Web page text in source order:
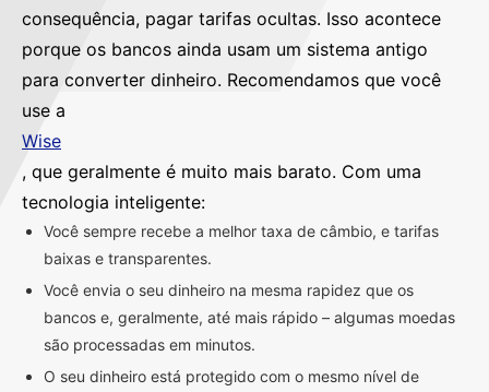
consequência, pagar tarifas ocultas. Isso acontece
porque os bancos ainda usam um sistema antigo
para converter dinheiro. Recomendamos que você
use a
Wise
, que geralmente é muito mais barato. Com uma
tecnologia inteligente:
Você sempre recebe a melhor taxa de câmbio, e tarifas
baixas e transparentes.
Você envia o seu dinheiro na mesma rapidez que os
bancos e, geralmente, até mais rápido – algumas moedas
são processadas em minutos.
O seu dinheiro está protegido com o mesmo nível de